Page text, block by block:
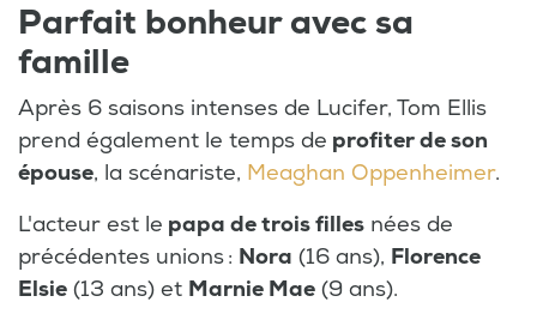
Parfait bonheur avec sa
famille
Après 6 saisons intenses de Lucifer, Tom Ellis
prend également le temps de profiter de son
épouse, la scénariste, Meaghan Oppenheimer.
L'acteur est le papa de trois filles nées de
précédentes unions : Nora (16 ans), Florence
Elsie (13 ans) et Marnie Mae (9 ans).